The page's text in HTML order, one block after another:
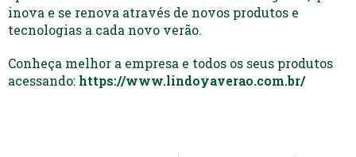
inova e se renova através de novos produtos e
tecnologias a cada novo verão.
Conheça melhor a empresa e todos os seus produtos
acessando:https://www.lindoyaverao.com.br/